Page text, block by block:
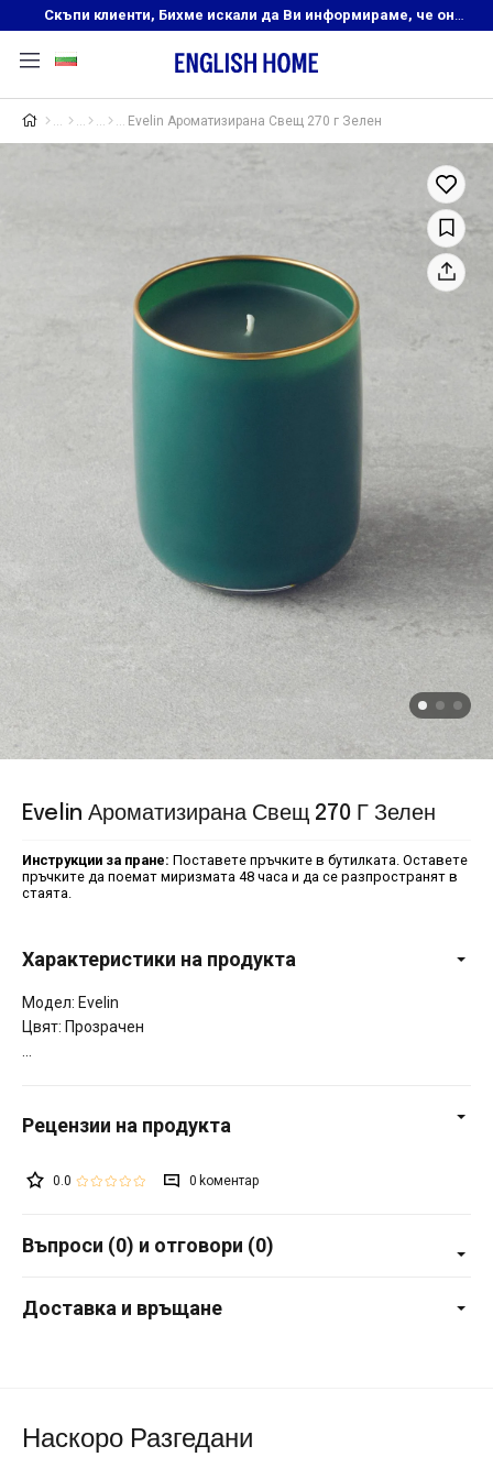
Скъпи клиенти, Бихме искали да Ви информираме, че онлайн магазинът на English Home преустановява своята дейност. Прекрасният ни и усмихнат екип ,Ви очаква в нашите физически магазини, където ще откриете любимите си продукти! Благодарим Ви, че сте част от семейството на Еnglish Home!
Evelin Ароматизирана Свещ 270 г Зелен
Evelin Ароматизирана Свещ 270 Г Зелен
Инструкции за пране: Поставете пръчките в бутилката. Оставете
пръчките да поемат миризмата 48 часа и да се разпространят в
стаята.
Характеристики на продукта
Модел: Evelin
Цвят: Прозрачен
0.0 0
Въпроси (0) и отговори (0)
Доставка и връщане
Наскоро Разгедани